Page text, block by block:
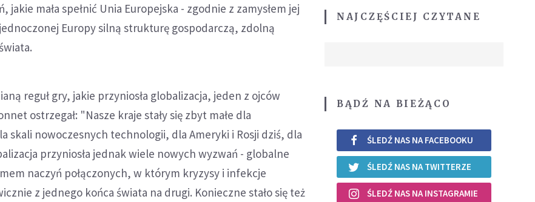
jakie mała spełnić Unia Europejska - zgodnie z zamysłem jej
Europy silną strukturę gospodarczą, zdolną
reguł gry, jakie przyniosła globalizacja, jeden z ojców
ostrzegał: "Nasze kraje stały się zbyt małe dla
skali nowoczesnych technologii, dla Ameryki i Rosji dziś, dla
przyniosła jednak wiele nowych wyzwań - globalne
naczyń połączonych, w którym kryzysy i infekcje
z jednego końca świata na drugi. Konieczne stało się też
NAJCZĘŚCIEJ CZYTANE
BĄDŹ NA BIEŻĄCO
ŚLEDŹ NAS NA FACEBOOKU
ŚLEDŹ NAS NA TWITTERZE
ŚLEDŹ NAS NA INSTAGRAMIE